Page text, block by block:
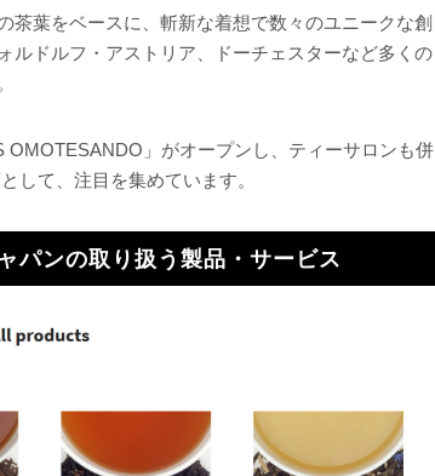
茶葉をベースに、斬新な着想で数々のユニークな創
ルドルフ・アストリア、ドーチェスターなど多くの
OMOTESANDO」がオープンし、ティーサロンも併
して、注目を集めています。
パンの取り扱う製品・サービス